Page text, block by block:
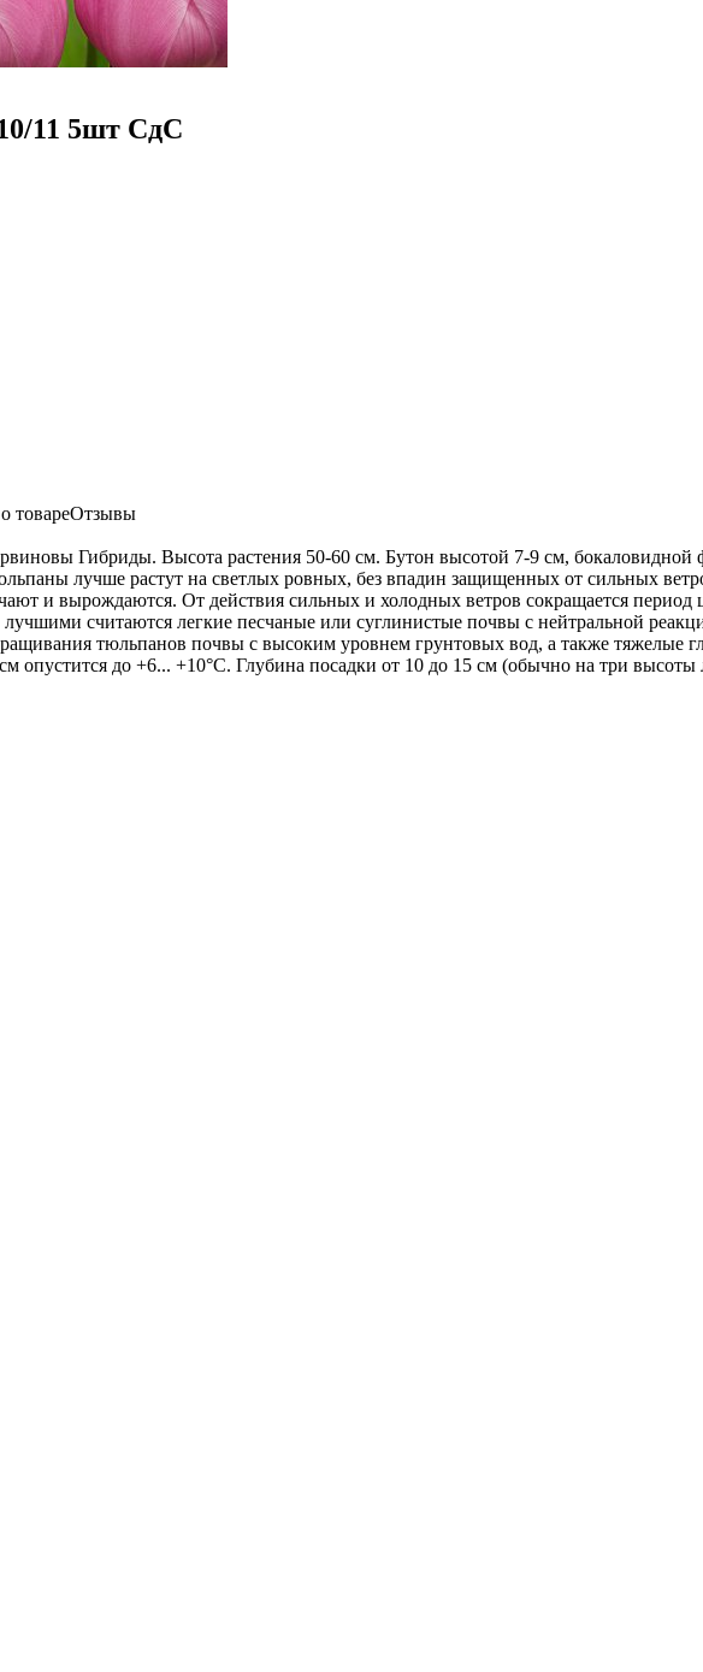
11 5шт СдС
товареОтзывы
Гибриды. Высота растения 50-60 см. Бутон высотой 7-9 см, бокаловидной
лучше растут на светлых ровных, без впадин защищенных от сильных
и вырождаются. От действия сильных и холодных ветров сокращается период
считаются легкие песчаные или суглинистые почвы с нейтральной
тюльпанов почвы с высоким уровнем грунтовых вод, а также тяжелые
опустится до +6... +10°С. Глубина посадки от 10 до 15 см (обычно на три